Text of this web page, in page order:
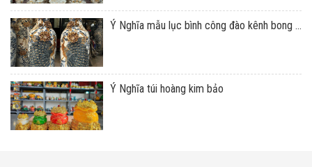
Ý Nghĩa mẫu lục bình công đào kênh bong ...
Ý Nghĩa túi hoàng kim bảo